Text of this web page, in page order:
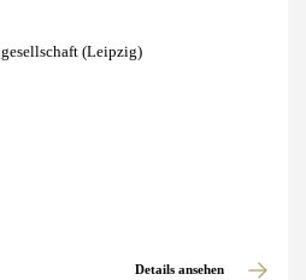
(Leipzig)
Details ansehen